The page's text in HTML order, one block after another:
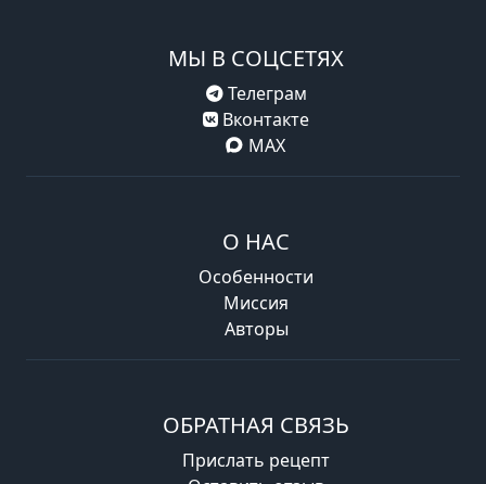
МЫ В СОЦСЕТЯХ
Телеграм
Вконтакте
MAX
О НАС
Особенности
Миссия
Авторы
ОБРАТНАЯ СВЯЗЬ
Прислать рецепт